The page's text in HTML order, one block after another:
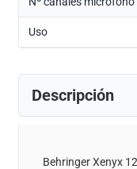
Uso
Descripción
Behringer Xenyx